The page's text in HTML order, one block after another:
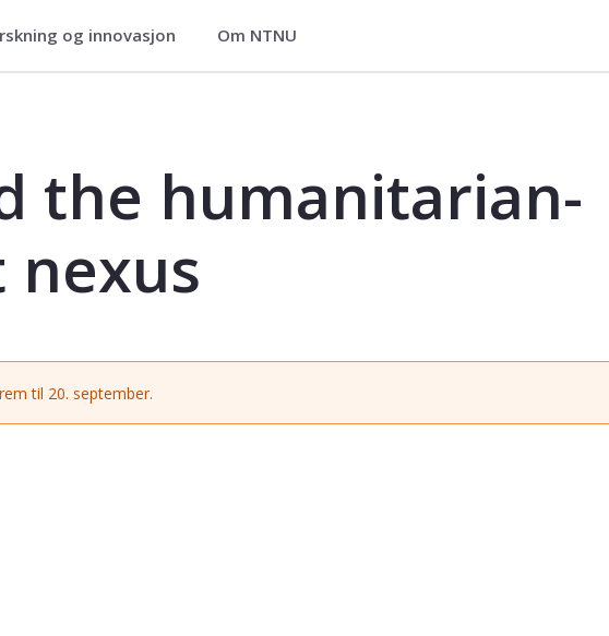
og innovasjon Om NTNU
development nexus - GEOG3522
the humanitarian-
til 20. september.